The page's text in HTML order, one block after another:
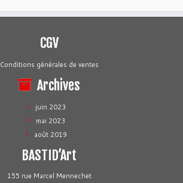
CGV
Conditions générales de ventes
Archives
juin 2023
mai 2023
août 2019
BASTID’Art
155 rue Marcel Mennechet